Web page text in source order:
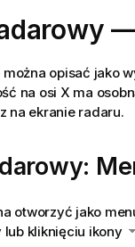
opisać jako
na osi X ma
na ekranie radaru.
otworzyć jako
kliknięciu ikony